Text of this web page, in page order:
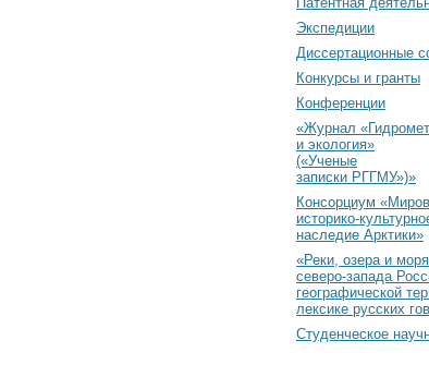
Экспедиции
Диссертационные
Конкурсы и гранты
Конференции
«Журнал
и экология»
(«Ученые
записки РГГМУ»)»
Консорциум
историко-
наследие Арктики»
«Реки, озера и моря
северо-запада
географической
лексике русских
Студенческое